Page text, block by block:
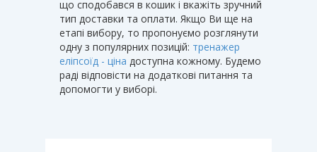
що сподобався в кошик і вкажіть зручний
тип доставки та оплати. Якщо Ви ще на
етапі вибору, то пропонуємо розглянути
одну з популярних позицій: тренажер
еліпсоїд - ціна доступна кожному. Будемо
раді відповісти на додаткові питання та
допомогти у виборі.